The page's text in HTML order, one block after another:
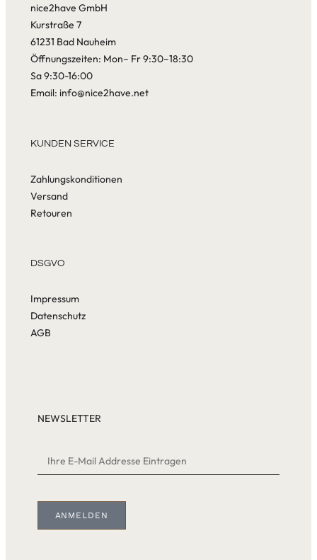
nice2have GmbH
Kurstraße 7
61231 Bad Nauheim
Öffnungszeiten: Mon– Fr 9:30–18:30
Sa 9:30-16:00
Email: info@nice2have.net
KUNDEN SERVICE
Zahlungskonditionen
Versand
Retouren
DSGVO
Impressum
Datenschutz
AGB
NEWSLETTER
ANMELDEN